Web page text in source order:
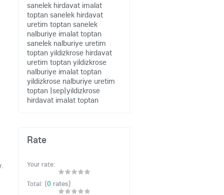
sanelek hirdavat imalat
toptansanelek hirdavat
uretim toptansanelek
nalburiye imalat toptan
sanelek nalburiye uretim
toptan yildizkrose hirdavat
uretim toptanyildizkrose
nalburiye imalat toptan
yildizkrose nalburiye uretim
toptan |sep|yildizkrose
hirdavat imalat toptan
Rate
Your rate:
Total: (0 rates)